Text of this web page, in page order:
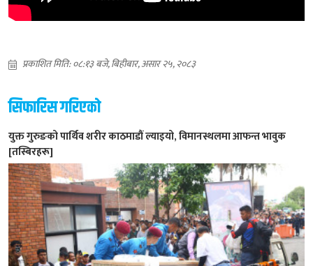
प्रकाशित मिति: ०८:१३ बजे, बिहीबार, असार २५, २०८३
सिफारिस गरिएको
युक्त गुरुङको पार्थिव शरीर काठमाडौं ल्याइयो, विमानस्थलमा आफन्त भावुक
[तस्बिरहरू]